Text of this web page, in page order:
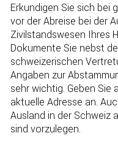
Erkundigen Sie sich bei
vor der Abreise bei der
Zivilstandswesen Ihres
Dokumente Sie nebst
schweizerischen
Angaben zur
sehr wichtig. Geben Sie
aktuelle Adresse an.
Ausland in der Schweiz
sind vorzulegen.